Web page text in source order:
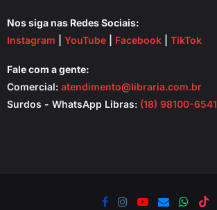
Nos siga nas Redes Sociais:
Instagram
YouTube Facebook TikTok
Fale com a gente:
Comercial: atendimento@libraria.com.br
Surdos - WhatsApp Libras: (18) 98100-6541